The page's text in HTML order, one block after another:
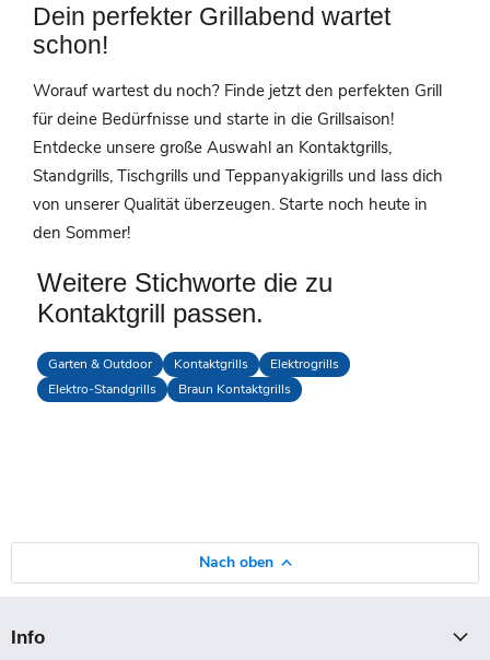
Dein perfekter Grillabend wartet
schon!
Worauf wartest du noch? Finde jetzt den perfekten Grill
für deine Bedürfnisse und starte in die Grillsaison!
Entdecke unsere große Auswahl an Kontaktgrills,
Standgrills, Tischgrills und Teppanyakigrills und lass dich
von unserer Qualität überzeugen. Starte noch heute in
den Sommer!
Weitere Stichworte die zu
Kontaktgrill passen.
Garten & Outdoor Kontaktgrills
Elektrogrills
Elektro-Standgrills
Braun Kontaktgrills
Nach oben
Info